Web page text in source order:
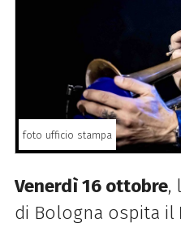
foto ufficio stampa
Venerdì 16 ottobre,
di Bologna ospita il